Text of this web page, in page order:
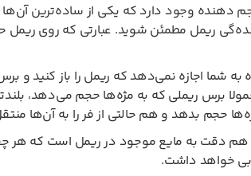
دهنده وجود دارد که یکی از ساده‌ترین
ریمل مطمئن شوید. عبارتی که روی
شما اجازه نمی‌دهد که ریمل را باز کنید و
ریملی که به مژه‌ها حجم می‌دهد، بلندتر
حجم بدهد و هم حالتی از فر را به آن‌ها
دقت به مایع موجود در ریمل است که هر
خواهد داشت.